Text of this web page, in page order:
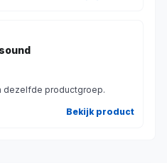
dezelfde productgroep.
Bekijk product